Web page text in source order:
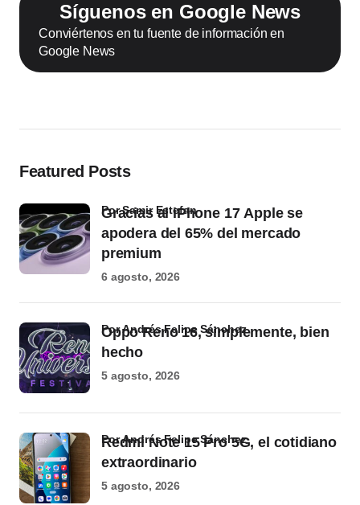
Síguenos en Google News
Conviértenos en tu fuente de información en
Google News
Featured Posts
Gracias al iPhone 17 Apple se
apodera del 65% del mercado
premium
por Samir Estefan
6 agosto, 2026
Oppo Reno 16, simplemente, bien
hecho
por Andrés Felipe Sánchez
5 agosto, 2026
Redmi Note 15 Pro 5G, el cotidiano
extraordinario
por Andrés Felipe Sánchez
5 agosto, 2026